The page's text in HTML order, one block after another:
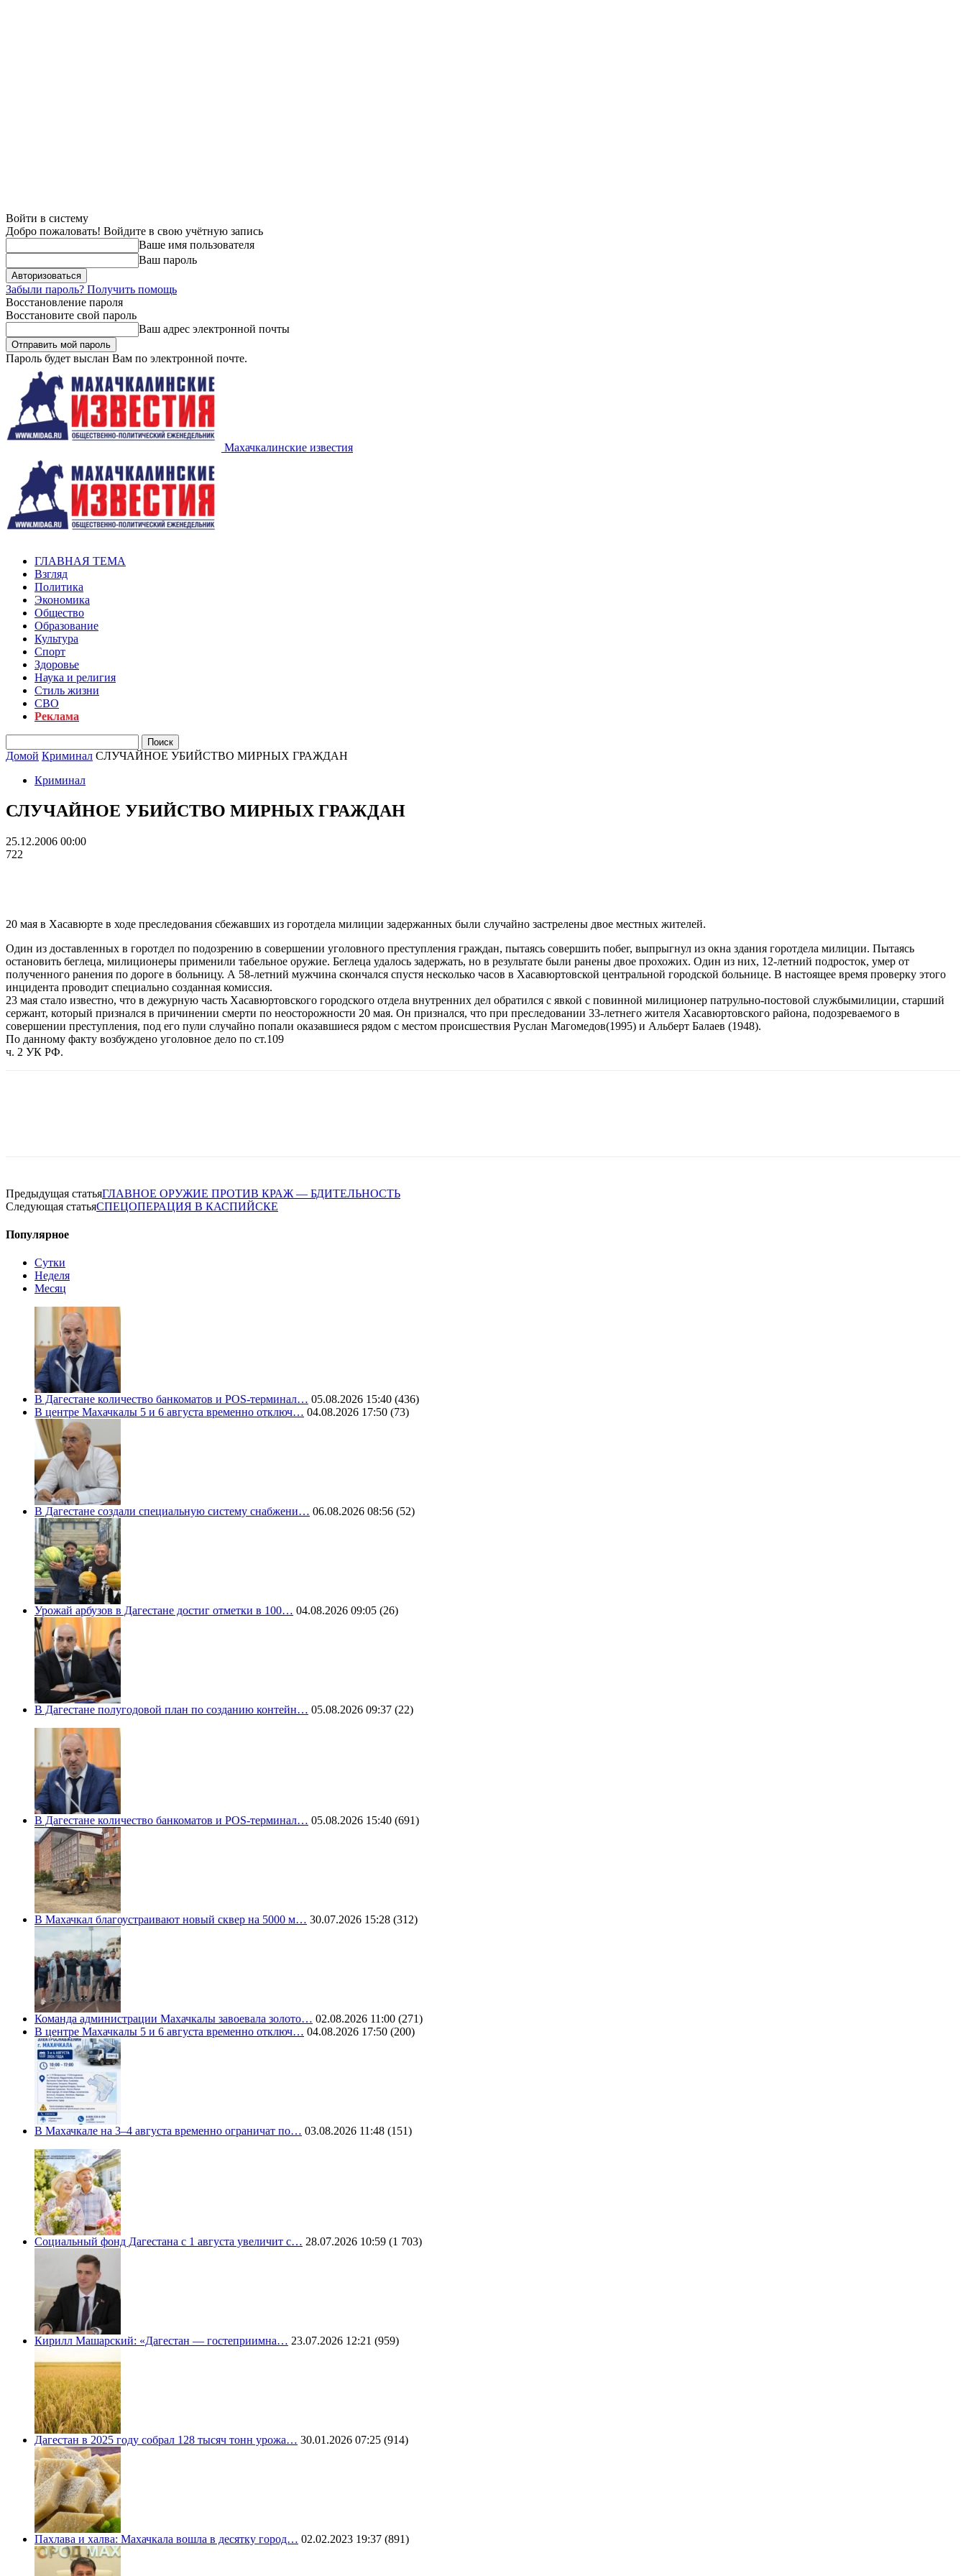
Войти в систему
Добро пожаловать! Войдите в свою учётную запись
Ваше имя пользователя
Ваш пароль
Забыли пароль? Получить помощь
Восстановление пароля
Восстановите свой пароль
Ваш адрес электронной почты
Пароль будет выслан Вам по электронной почте.
Махачкалинские известия
ГЛАВНАЯ ТЕМА
Взгляд
Политика
Экономика
Общество
Образование
Культура
Спорт
Здоровье
Наука и религия
Стиль жизни
СВО
Реклама
Домой Криминал СЛУЧАЙНОЕ УБИЙСТВО МИРНЫХ ГРАЖДАН
Криминал
СЛУЧАЙНОЕ УБИЙСТВО МИРНЫХ ГРАЖДАН
25.12.2006 00:00
722
20 мая в Хасавюрте в ходе преследования сбежавших из горотдела милиции задержанных были случайно застрелены двое местных жителей.
Один из доставленных в горотдел по подозрению в совершении уголовного преступления граждан, пытаясь совершить побег, выпрыгнул из окна здания горотдела милиции. Пытаясь
остановить беглеца, милиционеры применили табельное оружие. Беглеца удалось задержать, но в результате были ранены двое прохожих. Один из них, 12-летний подросток, умер от
полученного ранения по дороге в больницу. А 58-летний мужчина скончался спустя несколько часов в Хасавюртовской центральной городской больнице. В настоящее время проверку этого
инцидента проводит специально созданная комиссия.
23 мая стало известно, что в дежурную часть Хасавюртовского городского отдела внутренних дел обратился с явкой с повинной милиционер патрульно-постовой службымилиции, старший
сержант, который признался в причинении смерти по неосторожности 20 мая. Он признался, что при преследовании 33-летнего жителя Хасавюртовского района, подозреваемого в
совершении преступления, под его пули случайно попали оказавшиеся рядом с местом происшествия Руслан Магомедов(1995) и Альберт Балаев (1948).
По данному факту возбуждено уголовное дело по ст.109
ч. 2 УК РФ.
Предыдущая статьяГЛАВНОЕ ОРУЖИЕ ПРОТИВ КРАЖ — БДИТЕЛЬНОСТЬ
Следующая статьяСПЕЦОПЕРАЦИЯ В КАСПИЙСКЕ
Популярное
Сутки
Неделя
Месяц
В Дагестане количество банкоматов и POS-терминал… 05.08.2026 15:40 (436)
В центре Махачкалы 5 и 6 августа временно отключ… 04.08.2026 17:50 (73)
В Дагестане создали специальную систему снабжени… 06.08.2026 08:56 (52)
Урожай арбузов в Дагестане достиг отметки в 100… 04.08.2026 09:05 (26)
В Дагестане полугодовой план по созданию контейн… 05.08.2026 09:37 (22)
В Дагестане количество банкоматов и POS-терминал… 05.08.2026 15:40 (691)
В Махачкал благоустраивают новый сквер на 5000 м… 30.07.2026 15:28 (312)
Команда администрации Махачкалы завоевала золото… 02.08.2026 11:00 (271)
В центре Махачкалы 5 и 6 августа временно отключ… 04.08.2026 17:50 (200)
В Махачкале на 3–4 августа временно ограничат по… 03.08.2026 11:48 (151)
Социальный фонд Дагестана с 1 августа увеличит с… 28.07.2026 10:59 (1 703)
Кирилл Машарский: «Дагестан — гостеприимна… 23.07.2026 12:21 (959)
Дагестан в 2025 году собрал 128 тысяч тонн урожа… 30.01.2026 07:25 (914)
Пахлава и халва: Махачкала вошла в десятку город… 02.02.2023 19:37 (891)